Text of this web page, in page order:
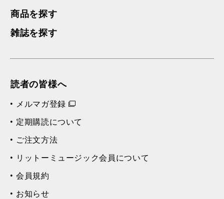
商品を探す
雑誌を探す
読者の皆様へ
メルマガ登録
定期購読について
ご注文方法
リットーミュージック会員について
会員規約
お知らせ